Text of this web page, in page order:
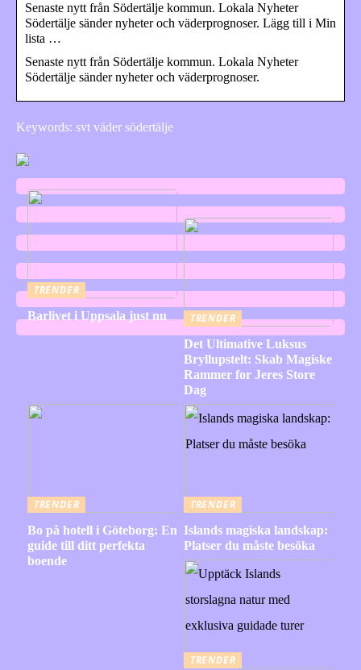
Senaste nytt från Södertälje kommun. Lokala Nyheter
Södertälje sänder nyheter och väderprognoser. Lägg till i Min
lista …
Senaste nytt från Södertälje kommun. Lokala Nyheter
Södertälje sänder nyheter och väderprognoser.
Keywords: svt väder södertälje
TRENDER
Barlivet i Uppsala just nu
TRENDER
Det Ultimative Luksus
Bryllupstelt: Skab Magiske
Rammer for Jeres Store
Dag
TRENDER
Bo på hotell i Göteborg: En
guide till ditt perfekta
boende
TRENDER
Islands magiska landskap:
Platser du måste besöka
TRENDER